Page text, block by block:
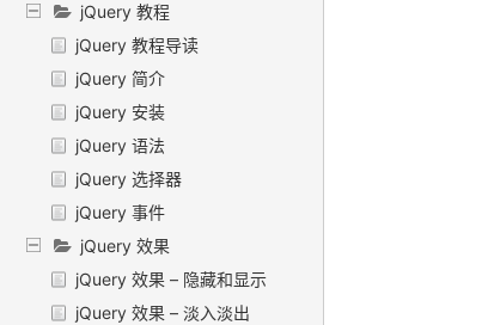
jQuery 教程
jQuery 教程导读
jQuery 简介
jQuery 安装
jQuery 语法
jQuery 选择器
jQuery 事件
jQuery 效果
jQuery 效果 – 隐藏和显示
jQuery 效果 – 淡入淡出